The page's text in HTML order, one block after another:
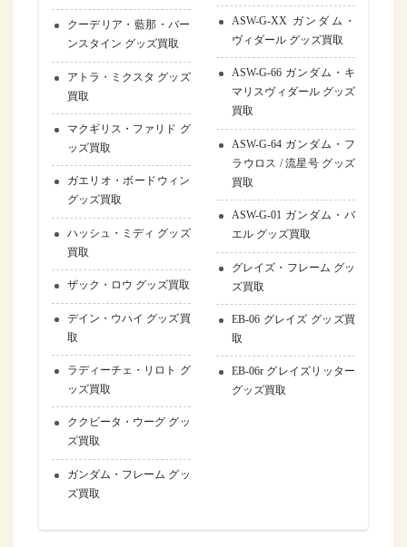
クーデリア・藍那・バー
ンスタイン グッズ買取
アトラ・ミクスタ グッズ
買取
マクギリス・ファリド グ
ッズ買取
ガエリオ・ボードウィン
グッズ買取
ハッシュ・ミディ グッズ
買取
ザック・ロウ グッズ買取
デイン・ウハイ グッズ買
取
ラディーチェ・リロト グ
ッズ買取
ククビータ・ウーグ グッ
ズ買取
ガンダム・フレーム グッ
ズ買取
ASW-G-XX ガンダム・
ヴィダール グッズ買取
ASW-G-66 ガンダム・キ
マリスヴィダール グッズ
買取
ASW-G-64 ガンダム・フ
ラウロス / 流星号 グッズ
買取
ASW-G-01 ガンダム・バ
エル グッズ買取
グレイズ・フレーム グッ
ズ買取
EB-06 グレイズ グッズ買
取
EB-06r グレイズリッター
グッズ買取